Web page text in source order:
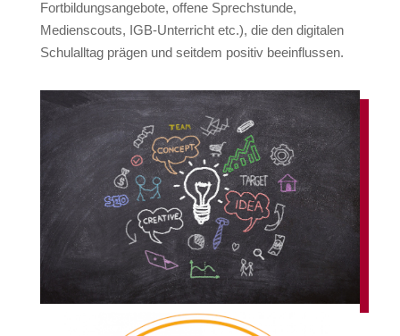
Fortbildungsangebote, offene Sprechstunde,
Medienscouts, IGB-Unterricht etc.), die den digitalen
Schulalltag prägen und seitdem positiv beeinflussen.